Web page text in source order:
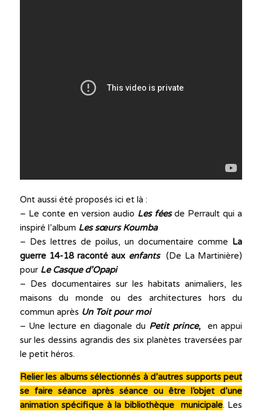
Ont aussi été proposés ici et là :
– Le conte en version audio Les féesde Perrault qui a
inspiré l’album Les sœurs Koumba
– Des lettres de poilus, un documentaire comme La
guerre 14-18 raconté aux enfants(De La Martinière)
pour Le Casque d’Opapi
– Des documentaires sur les habitats animaliers, les
maisons du monde ou des architectures hors du
commun après Un Toit pour moi
– Une lecture en diagonale du Petit prince,en appui
sur les dessins agrandis des six planètes traversées par
le petit héros.
Relier les albums sélectionnés à d’autres supports peut
se faire séance après séance ou être l’objet d’une
animation spécifique à la bibliothèque municipale. Les